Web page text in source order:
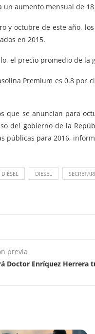
un aumento mensual de
y octubre de este año,
en 2015.
el precio promedio de la
Premium es 0.8 por
que se anuncian para
del gobierno de la
públicas para 2016,
DIESEL
previa
Doctor Enríquez Herrera